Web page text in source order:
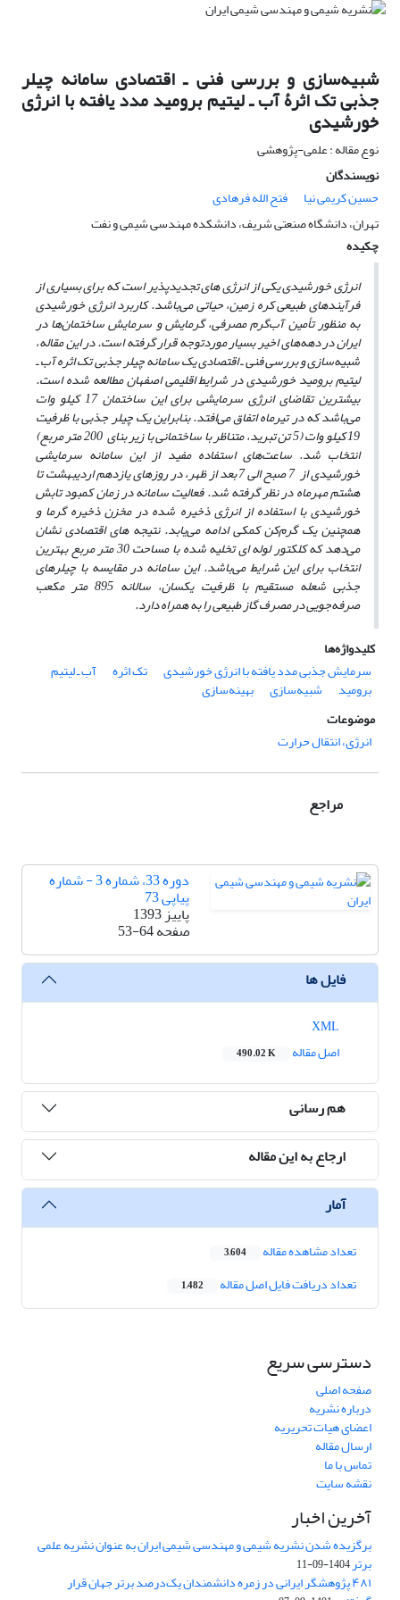
شبیه‌سازی و بررسی فنی ـ اقتصادی سامانه چیلر
جذبی تک اثرۀ آب ـ لیتیم برومید مدد یافته با انرژی
خورشیدی
نوع مقاله : علمی-پژوهشی
نویسندگان
حسین کریمی نیا
فتح الله فرهادی
تهران، دانشگاه صنعتی شریف، دانشکده مهندسی شیمی و نفت
چکیده
انرژی خورشیدی یکی از انرژی های تجدیدپذیر است که برای بسیاری از
فرآیندهای طبیعی کره زمین، حیاتی می‌باشد. کاربرد انرژی خورشیدی
به منظور تأمین آب‌گرم مصرفی، گرمایش و سرمایش ساختمان‌ها در
ایران در دهه‌های اخیر بسیار موردتوجه قرار گرفته است. در این مقاله،
شبیه‌سازی و بررسی فنی ـ اقتصادی یک سامانه چیلر جذبی تک اثره آب ـ
لیتیم برومید خورشیدی در شرایط اقلیمی اصفهان مطالعه شده است.
بیشترین تقاضای انرژی سرمایشی برای این ساختمان 17 کیلو وات
می‌باشد که در تیرماه اتفاق می‌افتد. بنابراین یک چیلر جذبی با ظرفیت
19 کیلو وات (5 تن تبرید، متناظر با ساختمانی با زیر بنای 200 متر مربع)
انتخاب شد. ساعت‌های استفاده مفید از این سامانه سرمایشی
خورشیدی از 7 صبح الی 7 بعد از ظهر، در روزهای یازدهم اردیبهشت تا
هشتم مهرماه در نظر گرفته شد. فعالیت سامانه در زمان کمبود تابش
خورشیدی با استفاده از انرژی ذخیره شده در مخزن ذخیره گرما و
همچنین یک گرم‌کن کمکی ادامه می‌یابد. نتیجه های اقتصادی نشان
می‌دهد که کلکتور لوله‌ ای تخلیه شده با مساحت 30 متر مربع بهترین
انتخاب برای این شرایط می‌باشد. این سامانه در مقایسه با چیلرهای
جذبی شعله مستقیم با ظرفیت یکسان، سالانه 895 متر مکعب
صرفه‌جویی در مصرف گاز طبیعی را به همراه دارد.
کلیدواژه‌ها
سرمایش جذبی مدد یافته با انرژی خورشیدی
تک اثره آب ـ لیتیم
برومید شبیه‌سازی
بهینه‌سازی
موضوعات
انرژی، انتقال حرارت
مراجع
دوره 33، شماره 3 - شماره
پیاپی 73
پاییز 1393
صفحه53-64
فایل ها
اصل مقاله
490.02 K
هم رسانی
ارجاع به این مقاله
آمار
تعداد مشاهده مقاله 3,604
تعداد دریافت فایل اصل مقاله 1,482
دسترسی سریع
صفحه اصلی
درباره نشریه
اعضای هیات تحریریه
ارسال مقاله
تماس با ما
نقشه سایت
آخرین اخبار
برگزیده شدن نشریه شیمی و مهندسی شیمی ایران به عنوان نشریه علمی
برتر1404-09-11
۴۸۱ پژوهشگر ایرانی در زمره دانشمندان یک‌درصد برتر جهان قرار